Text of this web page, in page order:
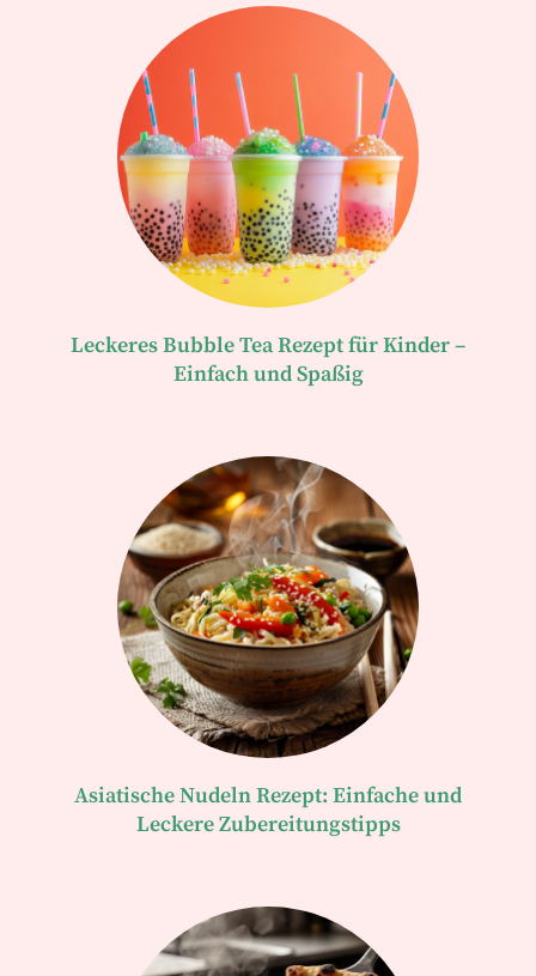
Leckeres Bubble Tea Rezept für Kinder –
Einfach und Spaßig
Asiatische Nudeln Rezept: Einfache und
Leckere Zubereitungstipps